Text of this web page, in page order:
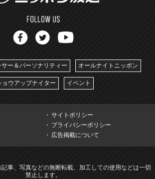
サー＆パーソナリティー オールナイトニッポン
ョウアップナイター イベント
サイトポリシー
プライバシーポリシー
広告掲載について
事、写真などの無断転載、加工しての使用などは一切
禁止します。